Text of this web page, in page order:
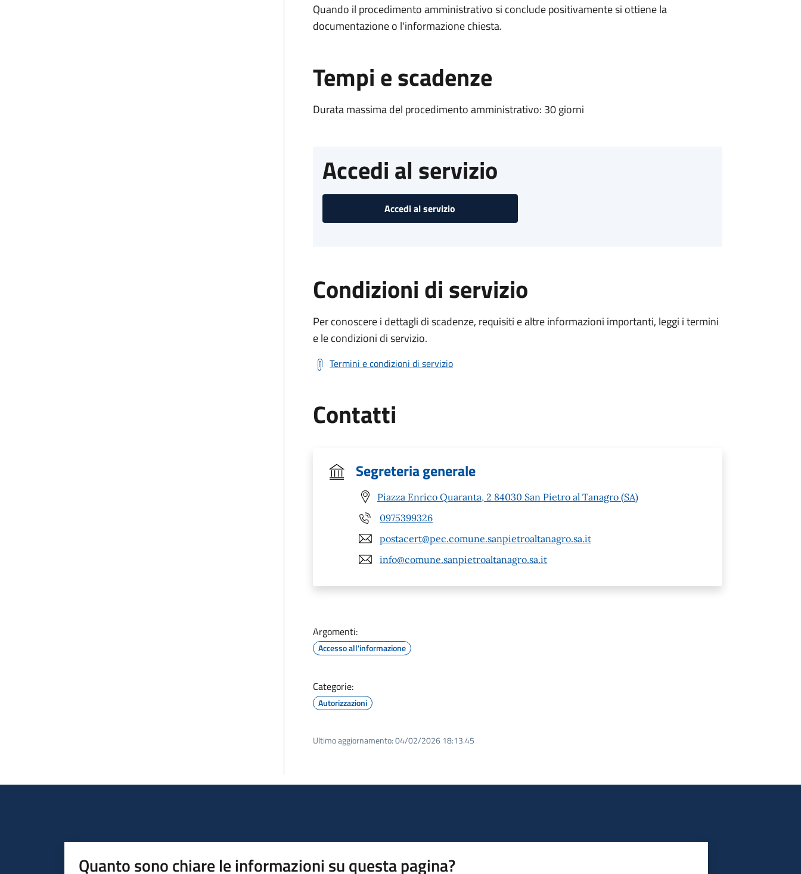
Quando il procedimento amministrativo si conclude positivamente si ottiene la
documentazione o l'informazione chiesta.
Tempi e scadenze
Durata massima del procedimento amministrativo: 30 giorni
Accedi al servizio
Accedi al servizio
Condizioni di servizio
Per conoscere i dettagli di scadenze, requisiti e altre informazioni importanti, leggi i termini
e le condizioni di servizio.
Termini e condizioni di servizio
Contatti
Segreteria generale
Piazza Enrico Quaranta, 2 84030 San Pietro al Tanagro (SA)
0975399326
postacert@pec.comune.sanpietroaltanagro.sa.it
info@comune.sanpietroaltanagro.sa.it
Argomenti:
Accesso all'informazione
Categorie:
Autorizzazioni
Ultimo aggiornamento:04/02/2026 18:13.45
Quanto sono chiare le informazioni su questa pagina?